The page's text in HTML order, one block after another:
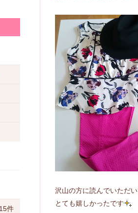
沢山の方に読んでいただ
とても嬉しかったです
件